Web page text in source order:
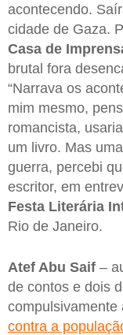
acontecendo.
cidade de Gaza.
Casa de
brutal fora
“Narrava os
mim mesmo,
romancista,
um livro. Mas
guerra, percebi
escritor, em
Festa Literária
Rio de Janeiro.
Atef Abu Saif –
de contos e dois
compulsivamente
contra a